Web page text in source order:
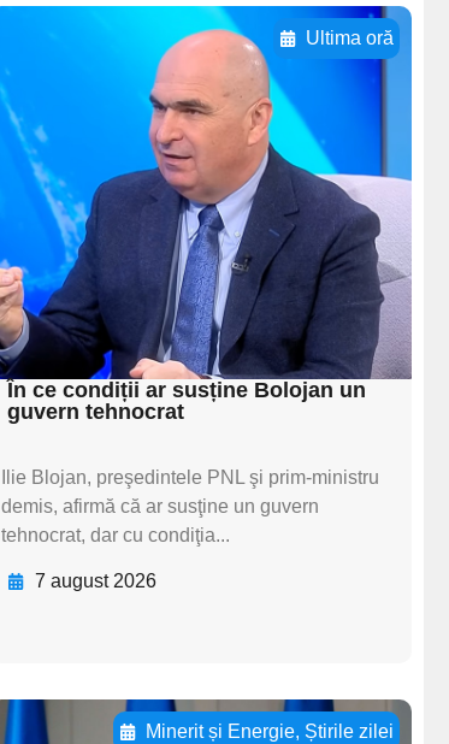
Ultima oră
Adaugă aici textul
pentru
subtitluAdaugă aici
textul pentru
subtitluAdaugă aici
textul pentru
subtitluAdaugă aici
textul pentru subti
În ce condiții ar susține Bolojan un
guvern tehnocrat
Ilie Blojan, preşedintele PNL şi prim-ministru
demis, afirmă că ar susţine un guvern
tehnocrat, dar cu condiţia...
7 august 2026
Minerit și Energie, Știrile zilei